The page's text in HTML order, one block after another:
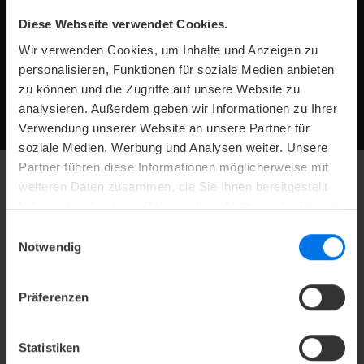
Diese Webseite verwendet Cookies.
Wir verwenden Cookies, um Inhalte und Anzeigen zu
personalisieren, Funktionen für soziale Medien anbieten
zu können und die Zugriffe auf unsere Website zu
analysieren. Außerdem geben wir Informationen zu Ihrer
Verwendung unserer Website an unsere Partner für
soziale Medien, Werbung und Analysen weiter. Unsere
Partner führen diese Informationen möglicherweise mit
weiteren Daten zusammen, die Sie Ihnen bereitgestellt
haben oder die sie im Rahmen Ihrer Nutzung der Dienste
Notwendig
Präferenzen
Statistiken
Die großen Fensterfronten sorgen für viel Tageslicht und
Unser Fitnessstudio ist so gestaltet, dass Sie sich während
Ihres Trainings wohlfühlen und optimal konzentrieren
zurück s
vor